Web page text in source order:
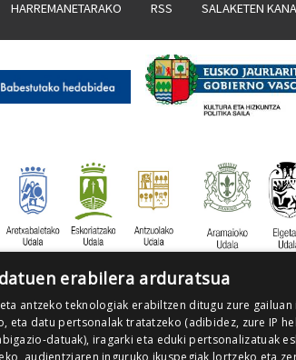
HARREMANETARAKO RSS SALAKETEN
erabilera arduratsua
antzeko teknologiak erabiltzen ditugu zure
eta datu pertsonalak tratatzeko (adibidez, zure IP
datuak), iragarki eta eduki pertsonalizatuak
audientziaren inguruko ikuspegiak lortzeko eta